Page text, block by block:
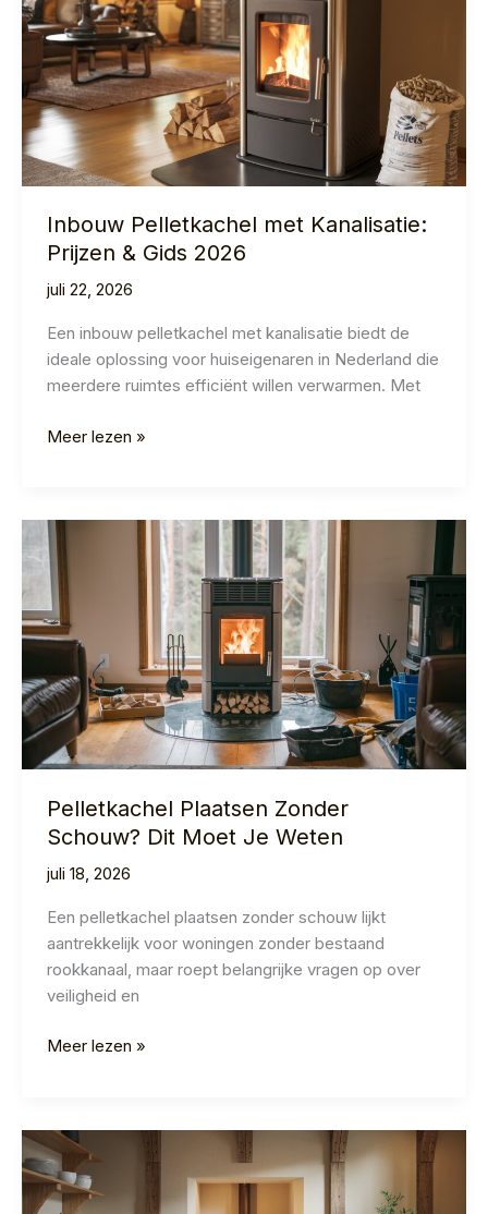
Inbouw Pelletkachel met Kanalisatie:
Prijzen & Gids 2026
juli 22, 2026
Een inbouw pelletkachel met kanalisatie biedt de
ideale oplossing voor huiseigenaren in Nederland die
meerdere ruimtes efficiënt willen verwarmen. Met
Inbouw
Prijzen
&
Gids
2026
Meer lezen »
Pelletkachel Plaatsen Zonder
Schouw? Dit Moet Je Weten
juli 18, 2026
Een pelletkachel plaatsen zonder schouw lijkt
aantrekkelijk voor woningen zonder bestaand
rookkanaal, maar roept belangrijke vragen op over
veiligheid en
Pelletkachel
Dit
Moet
Je
Meer lezen »